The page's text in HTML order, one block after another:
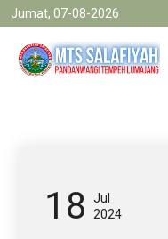
Jumat, 07-08-2026
18
Jul
2024